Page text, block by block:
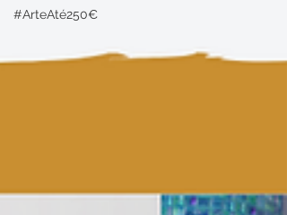
#ArteAté250€